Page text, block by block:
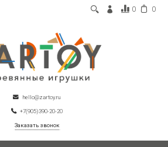
0 0
hello@zartoy.ru
+7(905)390-20-20
Заказать звонок